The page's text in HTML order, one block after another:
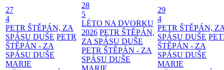
27
4
PETR ŠTĚPÁN, ZA
SPÁSU DUŠE PETR
ŠTĚPÁN - ZA
SPÁSU DUŠE
MARIE
28
5
LÉTO NA DVORKU
2026 PETR ŠTĚPÁN,
ZA SPÁSU DUŠE
PETR ŠTĚPÁN - ZA
SPÁSU DUŠE
MARIE
29
4
PETR ŠTĚPÁN,
SPÁSU DUŠE
ŠTĚPÁN - ZA
SPÁSU DUŠE
MARIE